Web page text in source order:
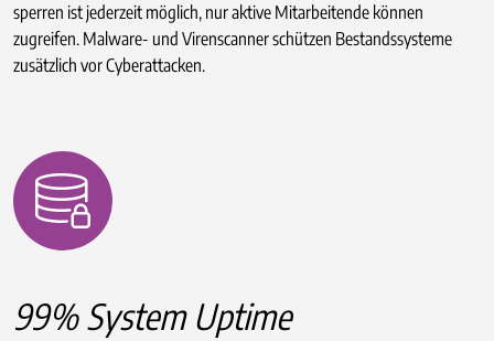
sperren ist jederzeit möglich, nur aktive Mitarbeitende können
zugreifen. Malware- und Virenscanner schützen Bestandssysteme
zusätzlich vor Cyberattacken.
99% System Uptime